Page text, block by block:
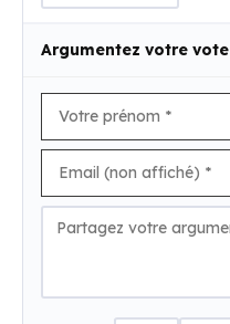
Argumentez votre vote